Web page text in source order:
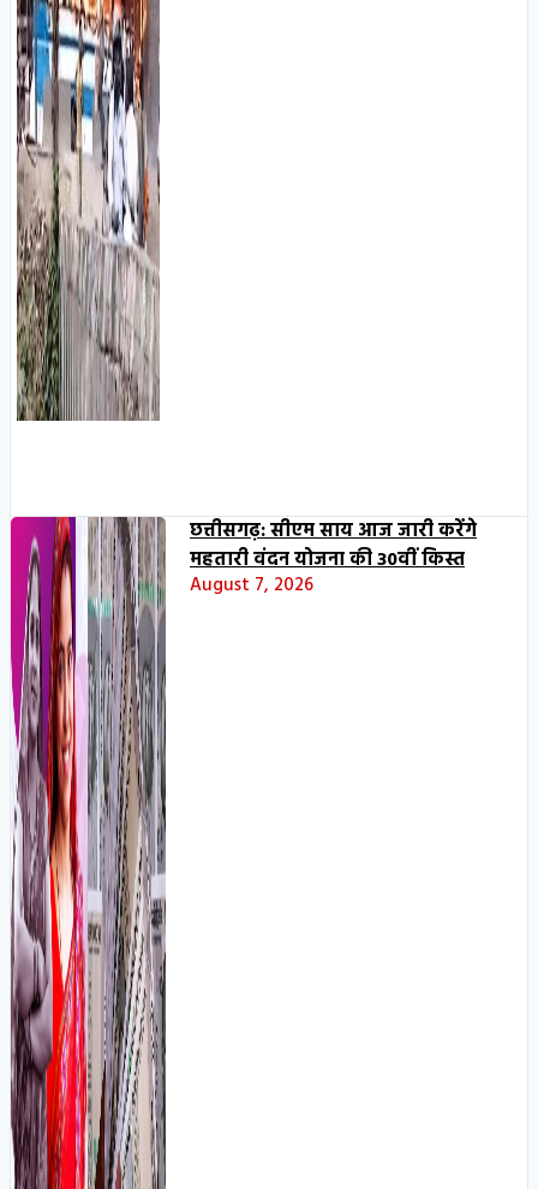
छत्तीसगढ़: सीएम साय आज जारी करेंगे
महतारी वंदन योजना की 30वीं किस्त
August 7, 2026